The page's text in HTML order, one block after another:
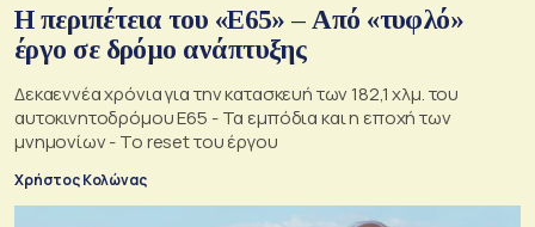
Η περιπέτεια του «Ε65» – Από «τυφλό»
έργο σε δρόμο ανάπτυξης
Δεκαεννέα χρόνια για την κατασκευή των 182,1 χλμ. του
αυτοκινητοδρόμου Ε65 - Τα εμπόδια και η εποχή των
μνημονίων - Το reset του έργου
Χρήστος Κολώνας